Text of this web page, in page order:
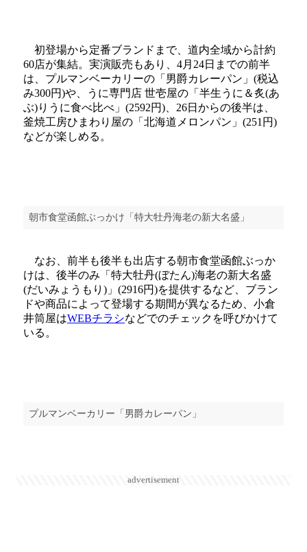
初登場から定番ブランドまで、道内全域から計約
60店が集結。実演販売もあり、4月24日までの前半
は、プルマンベーカリーの「男爵カレーパン」(税込
み300円)や、うに専門店 世壱屋の「半生うに＆炙(あ
ぶ)りうに食べ比べ」(2592円)、26日からの後半は、
釜焼工房ひまわり屋の「北海道メロンパン」(251円)
などが楽しめる。
朝市食堂函館ぶっかけ「特大牡丹海老の新大名盛」
なお、前半も後半も出店する朝市食堂函館ぶっか
けは、後半のみ「特大牡丹(ぼたん)海老の新大名盛
(だいみょうもり)」(2916円)を提供するなど、ブラン
ドや商品によって登場する期間が異なるため、小倉
井筒屋はWEBチラシなどでのチェックを呼びかけて
いる。
プルマンベーカリー「男爵カレーパン」
advertisement